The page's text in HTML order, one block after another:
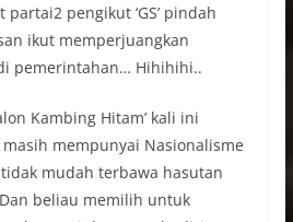
pengikut ‘GS’ pindah
ikut memperjuangkan
pemerintahan… Hihihihi..
Kambing Hitam’ kali ini
mempunyai Nasionalisme
mudah terbawa hasutan
Dan beliau memilih untuk